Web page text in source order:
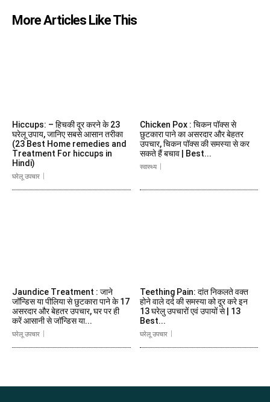
More Articles Like This
Hiccups: – हिचकी दूर करने के 23
घरेलू उपाय, जानिए सबसे आसान तरीका
(23 Best Home remedies and
Treatment For hiccups in
Hindi)
घरेलू उपचार
Chicken Pox : चिकन पॉक्स से
छुटकारा पाने का असरदार और बेहतर
उपचार, चिकन पॉक्स की समस्या से कर
सकते हैं बचाव | Best...
स्वास्थ्य
Jaundice Treatment : जाने
जॉन्डिस या पीलिया से छुटकारा पाने के 17
असरदार और बेहतर उपचार, घर पर ही
करें आसानी से जॉन्डिस या...
घरेलू उपचार
Teething Pain: दांत निकलते वक्त
होने वाले दर्द की समस्या को दूर करे इन
13 घरेलु उपचारों एवं उपायों से | 13
Best...
घरेलू उपचार